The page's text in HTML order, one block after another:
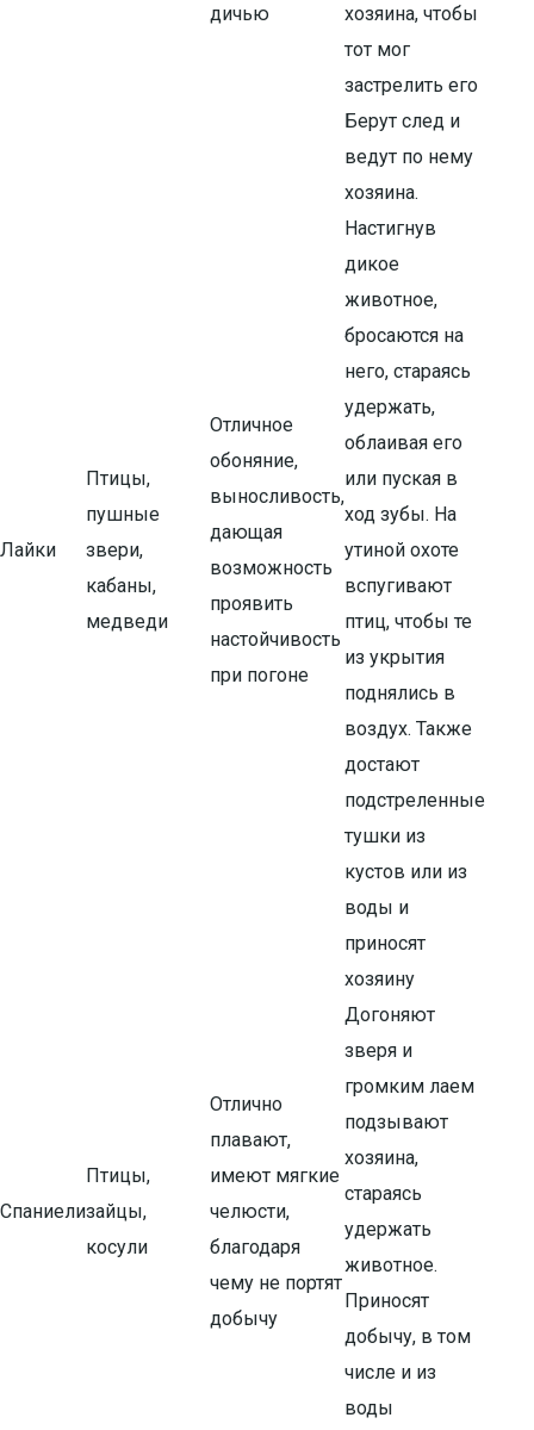
дичью
хозяина, чтобы
тот мог
застрелить его
Лайки
Птицы,
пушные
звери,
кабаны,
медведи
Отличное
обоняние,
выносливость,
дающая
возможность
проявить
настойчивость
при погоне
Берут след и
ведут по нему
хозяина.
Настигнув
дикое
животное,
бросаются на
него, стараясь
удержать,
облаивая его
или пуская в
ход зубы. На
утиной охоте
вспугивают
птиц, чтобы те
из укрытия
поднялись в
воздух. Также
достают
подстреленные
тушки из
кустов или из
воды и
приносят
хозяину
Спаниели
Птицы,
зайцы,
косули
Отлично
плавают,
имеют мягкие
челюсти,
благодаря
чему не портят
добычу
Догоняют
зверя и
громким лаем
подзывают
хозяина,
стараясь
удержать
животное.
Приносят
добычу, в том
числе и из
воды